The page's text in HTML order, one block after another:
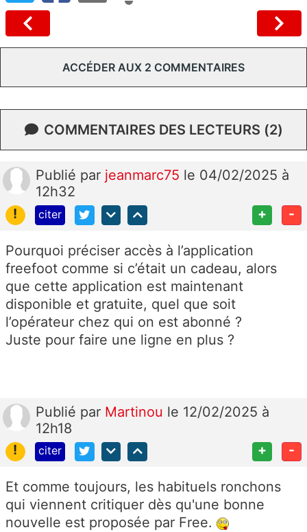
ACCÉDER AUX 2 COMMENTAIRES
COMMENTAIRES DES LECTEURS (2)
Publié par jeanmarc75 le 04/02/2025 à
12h32
!
citer + -
Pourquoi préciser accès à l’application
freefoot comme si c’était un cadeau, alors
que cette application est maintenant
disponible et gratuite, quel que soit
l’opérateur chez qui on est abonné ?
Juste pour faire une ligne en plus ?
Publié par Martinou le 12/02/2025 à
12h18
!
citer + -
Et comme toujours, les habituels ronchons
qui viennent critiquer dès qu'une bonne
nouvelle est proposée par Free.